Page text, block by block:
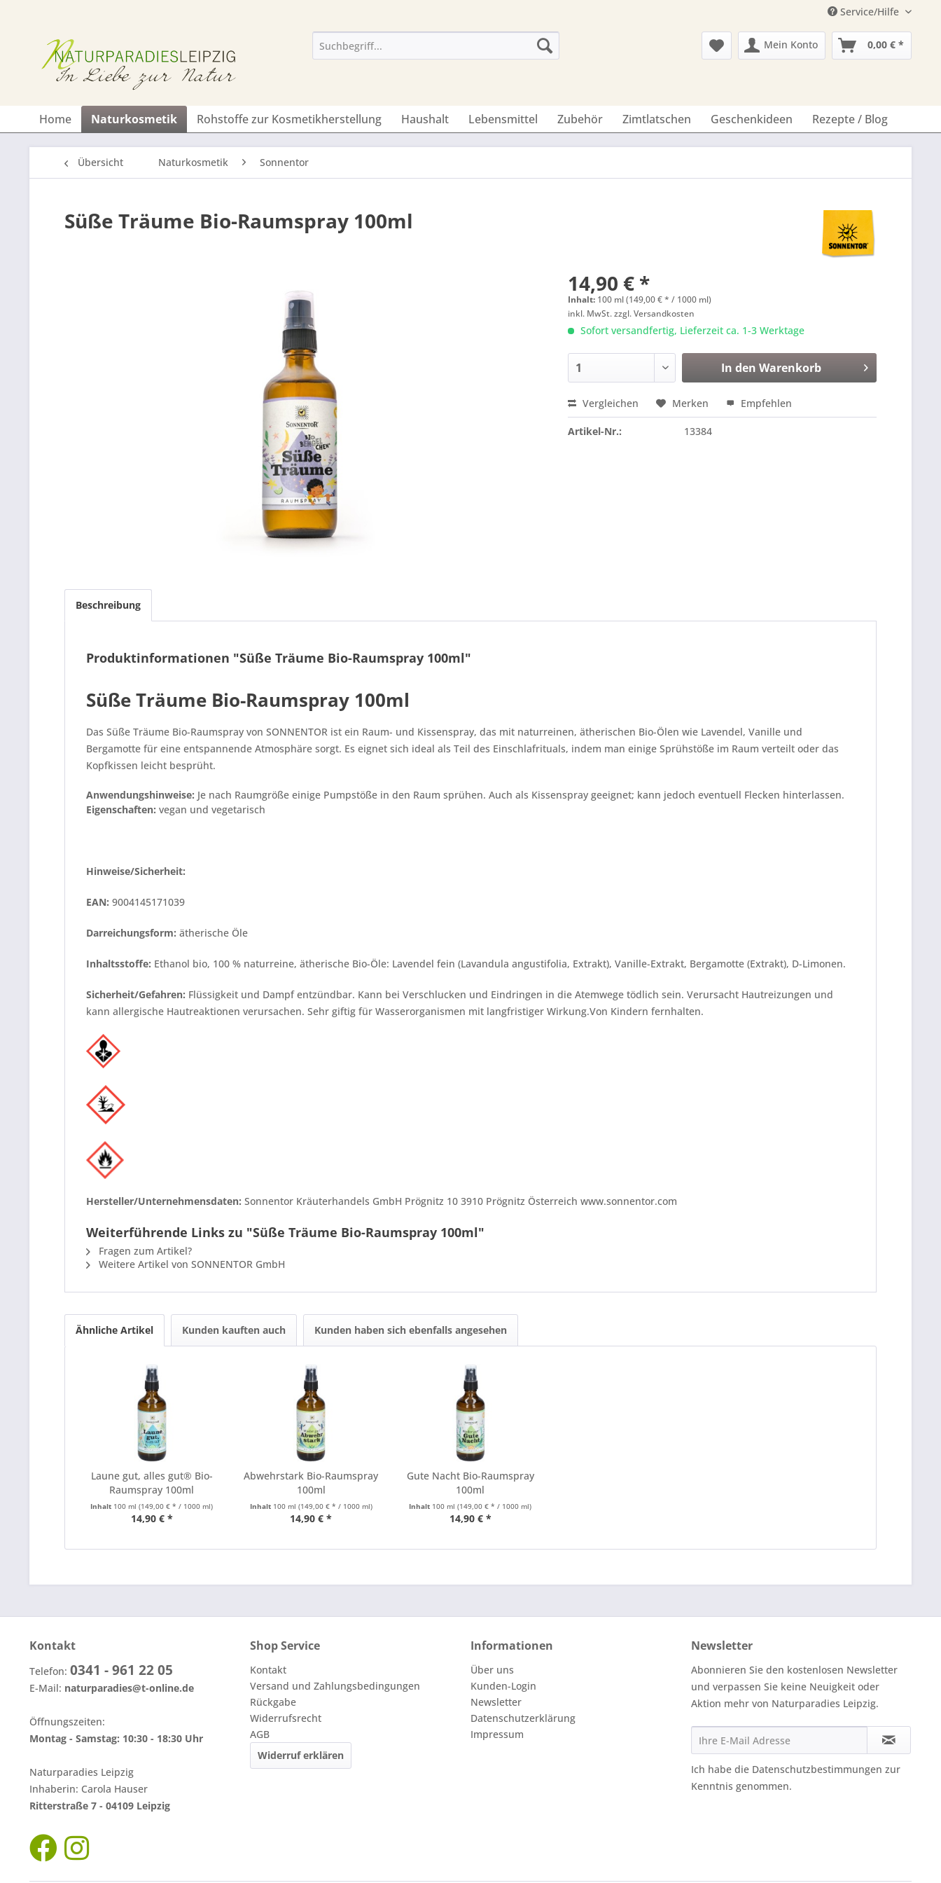
Service/Hilfe
Mein Konto 0,00 € *
Home Naturkosmetik Rohstoffe zur Kosmetikherstellung Haushalt Lebensmittel Zubehör Zimtlatschen Geschenkideen Rezepte / Blog
Übersicht Naturkosmetik Sonnentor
Süße Träume Bio-Raumspray 100ml
14,90 € *
Inhalt: 100 ml (149,00 € * / 1000 ml)
inkl. MwSt.zzgl. Versandkosten
Sofort versandfertig, Lieferzeit ca. 1-3 Werktage
In den Warenkorb
Vergleichen Merken Empfehlen
Artikel-Nr.: 13384
Beschreibung
Produktinformationen "Süße Träume Bio-Raumspray 100ml"
Süße Träume Bio-Raumspray 100ml
Das Süße Träume Bio-Raumspray von SONNENTOR ist ein Raum- und Kissenspray, das mit naturreinen, ätherischen Bio-Ölen wie Lavendel, Vanille und
Bergamotte für eine entspannende Atmosphäre sorgt. Es eignet sich ideal als Teil des Einschlafrituals, indem man einige Sprühstöße im Raum verteilt oder das
Kopfkissen leicht besprüht.
Anwendungshinweise: Je nach Raumgröße einige Pumpstöße in den Raum sprühen. Auch als Kissenspray geeignet; kann jedoch eventuell Flecken hinterlassen.
Eigenschaften: vegan und vegetarisch
Hinweise/Sicherheit:
EAN: 9004145171039
Darreichungsform: ätherische Öle
Inhaltsstoffe: Ethanol bio, 100 % naturreine, ätherische Bio-Öle: Lavendel fein (Lavandula angustifolia, Extrakt), Vanille-Extrakt, Bergamotte (Extrakt), D-Limonen.
Sicherheit/Gefahren: Flüssigkeit und Dampf entzündbar. Kann bei Verschlucken und Eindringen in die Atemwege tödlich sein. Verursacht Hautreizungen und
kann allergische Hautreaktionen verursachen. Sehr giftig für Wasserorganismen mit langfristiger Wirkung.Von Kindern fernhalten.
Hersteller/Unternehmensdaten: Sonnentor Kräuterhandels GmbH Prögnitz 10 3910 Prögnitz Österreich www.sonnentor.com
Weiterführende Links zu "Süße Träume Bio-Raumspray 100ml"
Fragen zum Artikel?
Weitere Artikel von SONNENTOR GmbH
Ähnliche Artikel Kunden kauften auch Kunden haben sich ebenfalls angesehen
Laune gut, alles gut® Bio-
Raumspray 100ml
Inhalt 100 ml(149,00 € * / 1000 ml)
14,90 € *
Abwehrstark Bio-Raumspray
100ml
Inhalt 100 ml (149,00 € * / 1000 ml)
14,90 € *
Gute Nacht Bio-Raumspray
100ml
Inhalt 100 ml(149,00 € * / 1000 ml)
14,90 € *
Kontakt
Telefon: 0341 - 961 22 05
E-Mail: naturparadies@t-online.de
Öffnungszeiten:
Montag - Samstag: 10:30 - 18:30 Uhr
Naturparadies Leipzig
Inhaberin: Carola Hauser
Ritterstraße 7 - 04109 Leipzig
Shop Service
Kontakt
Versand und Zahlungsbedingungen
Rückgabe
Widerrufsrecht
AGB
Widerruf erklären
Informationen
Über uns
Kunden-Login
Newsletter
Datenschutzerklärung
Impressum
Newsletter
Abonnieren Sie den kostenlosen Newsletter
und verpassen Sie keine Neuigkeit oder
Aktion mehr von Naturparadies Leipzig.
Ich habe die Datenschutzbestimmungen zur
Kenntnis genommen.